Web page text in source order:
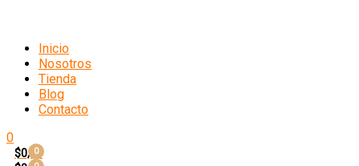
Inicio
Nosotros
Tienda
Blog
Contacto
0
0
$0,00